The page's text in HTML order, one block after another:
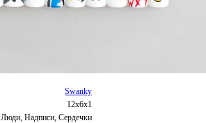
Swanky
12х6х1
Надписи, Сердечки